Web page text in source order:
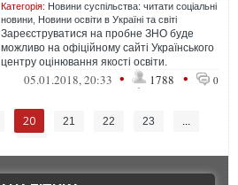
Категорія: Новини суспільства: читати соціальні
новини Новини освіти в Україні та світі
Зареєструватися на пробне ЗНО буде
можливо на офіційному сайті Українського
центру оцінювання якості освіти.
05.01.2018, 20:33 • 1788 • 0
20 21 22 23
...